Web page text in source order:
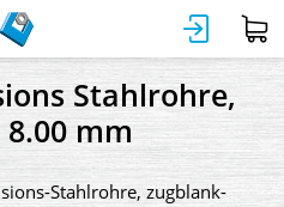
Stahlrohre,
8.00 mm
Stahlrohre, zugblank-